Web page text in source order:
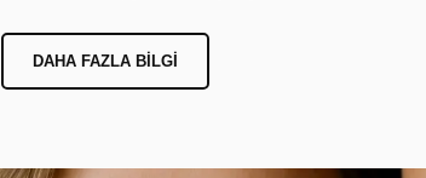
DAHA FAZLA BILGI